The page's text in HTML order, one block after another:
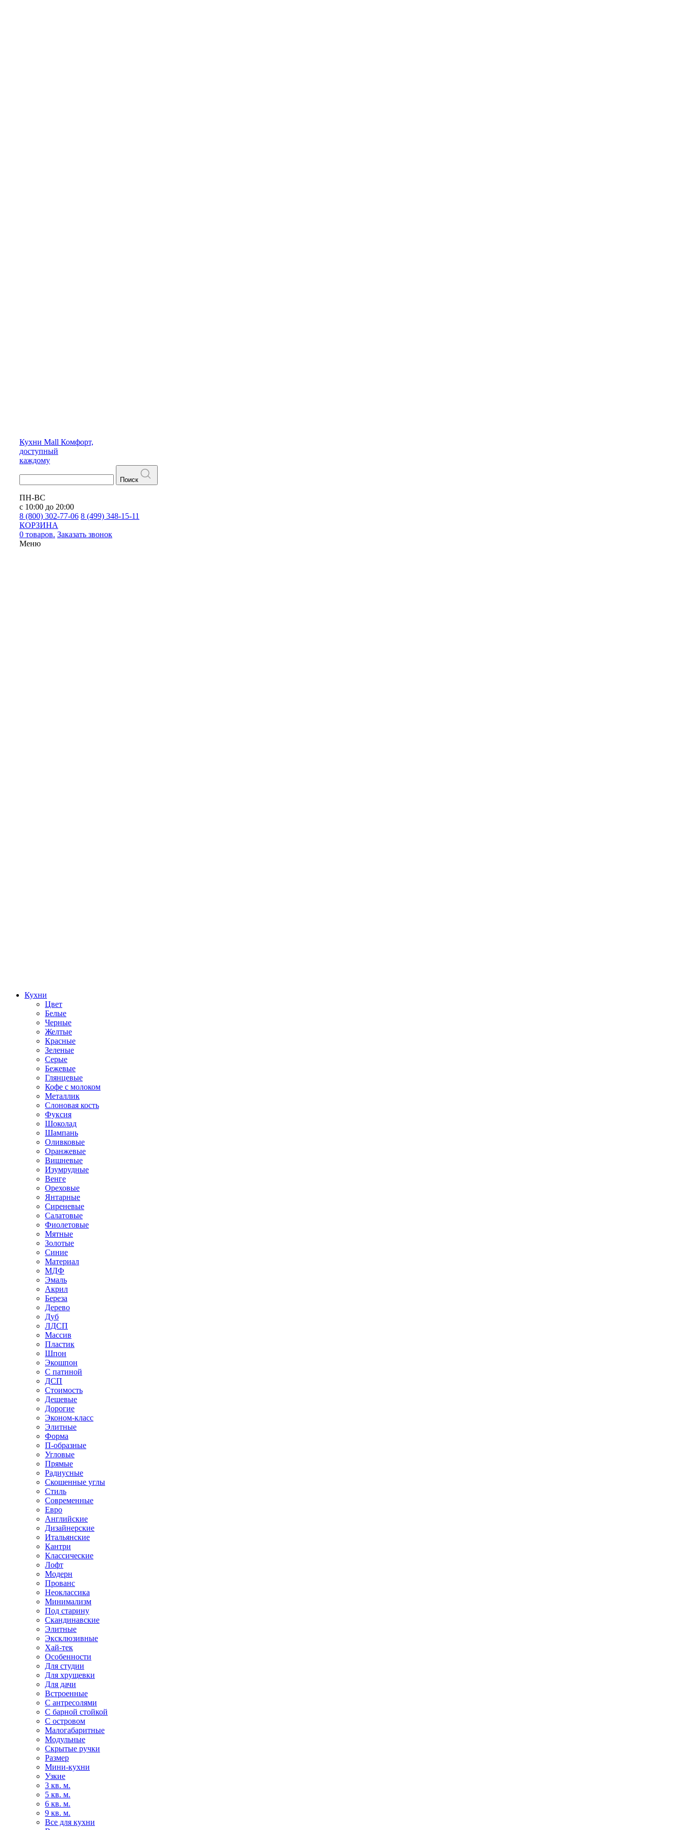
Кухни Mall Комфорт,
доступный
каждому
Поиск
ПН-ВС
с 10:00 до 20:00
8 (800) 302-77-06 8 (499) 348-15-11
КОРЗИНА
0 товаров. Заказать звонок
Меню
Кухни
Цвет
Белые
Черные
Желтые
Красные
Зеленые
Серые
Бежевые
Глянцевые
Кофе с молоком
Металлик
Слоновая кость
Фуксия
Шоколад
Шампань
Оливковые
Оранжевые
Вишневые
Изумрудные
Венге
Ореховые
Янтарные
Сиреневые
Салатовые
Фиолетовые
Мятные
Золотые
Синие
Материал
МДФ
Эмаль
Акрил
Береза
Дерево
Дуб
ЛДСП
Массив
Пластик
Шпон
Экошпон
С патиной
ДСП
Стоимость
Дешевые
Дорогие
Эконом-класс
Элитные
Форма
П-образные
Угловые
Прямые
Радиусные
Скошенные углы
Стиль
Современные
Евро
Английские
Дизайнерские
Итальянские
Кантри
Классические
Лофт
Модерн
Прованс
Неоклассика
Минимализм
Под старину
Скандинавские
Элитные
Эксклюзивные
Хай-тек
Особенности
Для студии
Для хрущевки
Для дачи
Встроенные
С антресолями
С барной стойкой
С островом
Малогабаритные
Модульные
Скрытые ручки
Размер
Мини-кухни
Узкие
3 кв. м.
5 кв. м.
6 кв. м.
9 кв. м.
Все для кухни